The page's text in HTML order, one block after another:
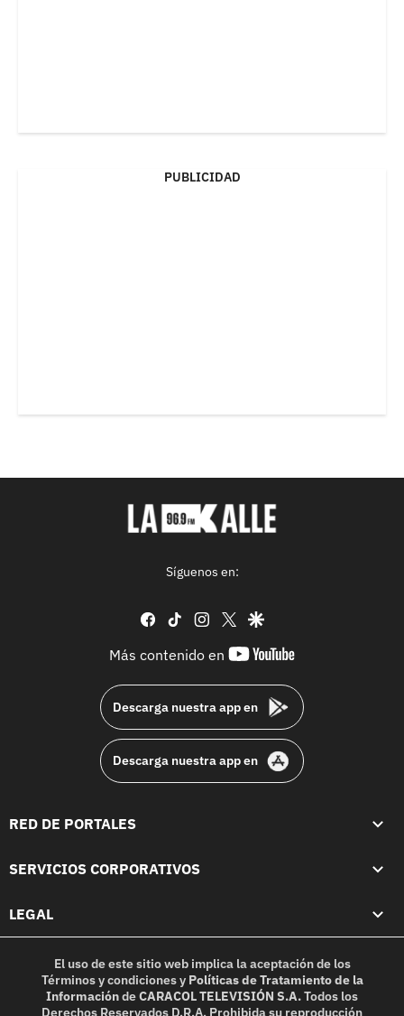
PUBLICIDAD
Síguenos en:
facebook
tiktok instagram
twittergoogle
Más contenido en
youtube-
Descarga nuestra app en
Descarga nuestra app en
RED DE PORTALES
SERVICIOS CORPORATIVOS
LEGAL
El uso de este sitio web implica la aceptación de los
Términos y condicionesy Políticas de Tratamiento de la
InformacióndeCARACOL TELEVISIÓN S.A.Todos los